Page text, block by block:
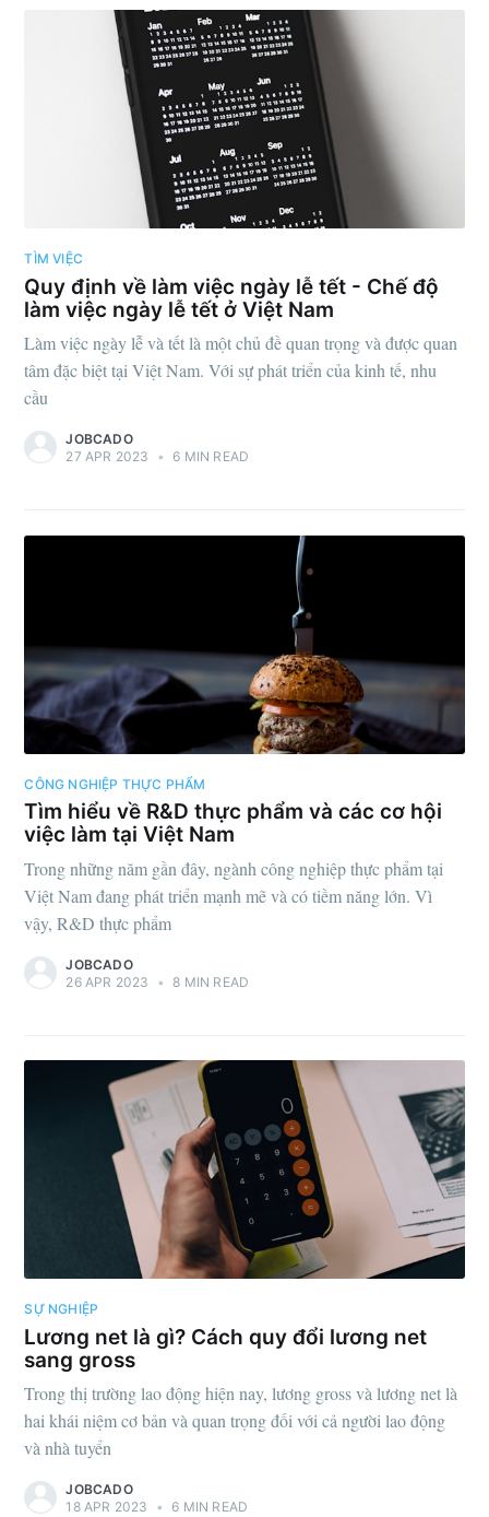
TÌM VIỆC
Quy định về làm việc ngày lễ tết - C​​hế độ
làm việc ngày lễ tết ở Việt Nam
Làm việc ngày lễ và tết là một chủ đề quan trọng và được quan
tâm đặc biệt tại Việt Nam. Với sự phát triển của kinh tế, nhu
cầu
JOBCADO
27 APR 2023
• 6 MIN READ
CÔNG NGHIỆP THỰC PHẨM
Tìm hiểu về R&D thực phẩm và các cơ hội
việc làm tại Việt Nam
Trong những năm gần đây, ngành công nghiệp thực phẩm tại
Việt Nam đang phát triển mạnh mẽ và có tiềm năng lớn. Vì
vậy, R&D thực phẩm
JOBCADO
26 APR 2023
• 8 MIN READ
SỰ NGHIỆP
Lương net là gì? Cách quy đổi lương net
sang gross
Trong thị trường lao động hiện nay, lương gross và lương net là
hai khái niệm cơ bản và quan trọng đối với cả người lao động
và nhà tuyển
JOBCADO
18 APR 2023
• 6 MIN READ